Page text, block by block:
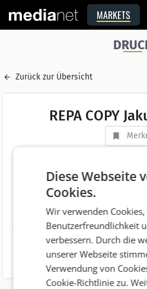
MARKETS
Zurück zur Übersicht
REPA COPY
AT 1030 Wien
Telefonnummer +43 (800) 208211
Website http://
id=323&L=0
Diese Webseite
Cookies.
Wir verwenden
Benutzerfreundlichkeit
verbessern. Durch die
unserer Webseite
Verwendung von
Cookie-Richtlinie zu.